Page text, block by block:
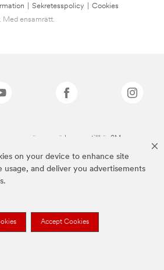
on your device to enhance site
usage, and deliver you advertisements
Accept Cookies
Sekretesspolicy
Cookies
ensamrätt.
ovan är varumärken som tillhör 3M.